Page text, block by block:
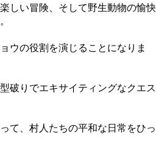
しい冒険、そして野生動物の愉快
ウの役割を演じることになりま
破りでエキサイティングなクエス
て、村人たちの平和な日常をひっ